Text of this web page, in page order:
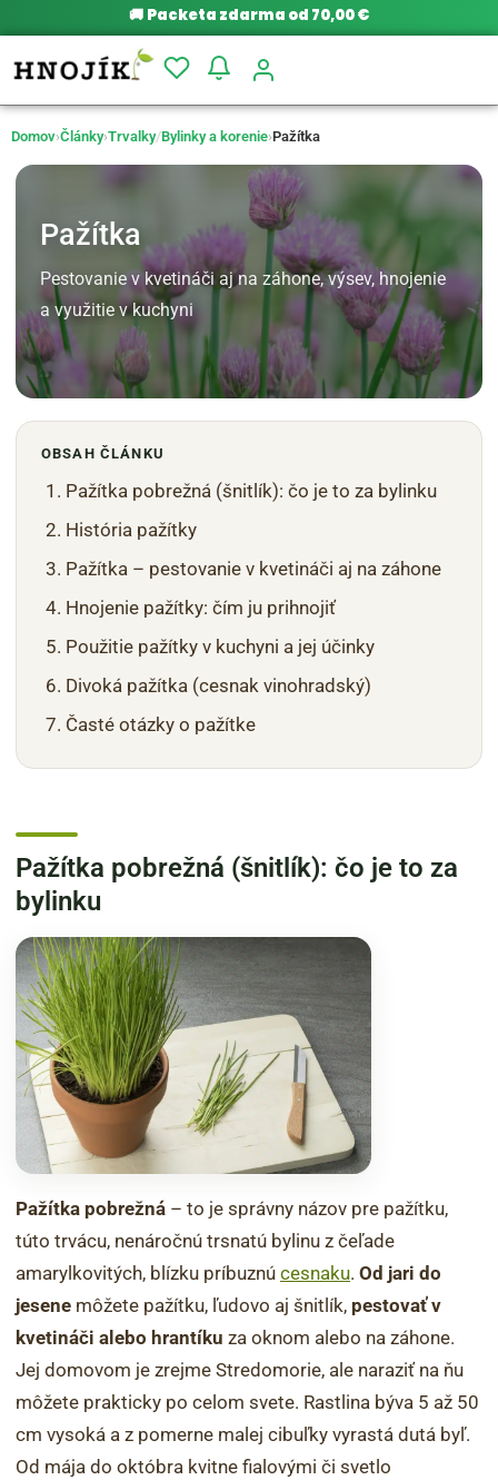
🚚 Packeta zdarma od 70,00 €
Domov›Články›Trvalky/Bylinky a korenie›Pažítka
Pažítka
Pestovanie v kvetináči aj na záhone, výsev, hnojenie
a využitie v kuchyni
OBSAH ČLÁNKU
Pažítka pobrežná (šnitlík): čo je to za bylinku
História pažítky
Pažítka – pestovanie v kvetináči aj na záhone
Hnojenie pažítky: čím ju prihnojiť
Použitie pažítky v kuchyni a jej účinky
Divoká pažítka (cesnak vinohradský)
Časté otázky o pažítke
Pažítka pobrežná (šnitlík): čo je to za
bylinku
Pažítka pobrežná – to je správny názov pre pažítku,
túto trvácu, nenáročnú trsnatú bylinu z čeľade
amarylkovitých, blízku príbuznú cesnaku. Od jari do
jesene môžete pažítku, ľudovo aj šnitlík, pestovať v
kvetináči alebo hrantíku za oknom alebo na záhone.
Jej domovom je zrejme Stredomorie, ale naraziť na ňu
môžete prakticky po celom svete. Rastlina býva 5 až 50
cm vysoká a z pomerne malej cibuľky vyrastá dutá byľ.
Od mája do októbra kvitne fialovými či svetlo